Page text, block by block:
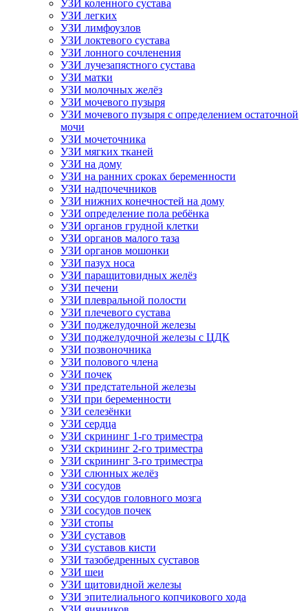
УЗИ коленного сустава
УЗИ легких
УЗИ лимфоузлов
УЗИ локтевого сустава
УЗИ лонного сочленения
УЗИ лучезапястного сустава
УЗИ матки
УЗИ молочных желёз
УЗИ мочевого пузыря
УЗИ мочевого пузыря с определением остаточной
мочи
УЗИ мочеточника
УЗИ мягких тканей
УЗИ на дому
УЗИ на ранних сроках беременности
УЗИ надпочечников
УЗИ нижних конечностей на дому
УЗИ определение пола ребёнка
УЗИ органов грудной клетки
УЗИ органов малого таза
УЗИ органов мошонки
УЗИ пазух носа
УЗИ паращитовидных желёз
УЗИ печени
УЗИ плевральной полости
УЗИ плечевого сустава
УЗИ поджелудочной железы
УЗИ поджелудочной железы с ЦДК
УЗИ позвоночника
УЗИ полового члена
УЗИ почек
УЗИ предстательной железы
УЗИ при беременности
УЗИ селезёнки
УЗИ сердца
УЗИ скрининг 1-го триместра
УЗИ скрининг 2-го триместра
УЗИ скрининг 3-го триместра
УЗИ слюнных желёз
УЗИ сосудов
УЗИ сосудов головного мозга
УЗИ сосудов почек
УЗИ стопы
УЗИ суставов
УЗИ суставов кисти
УЗИ тазобедренных суставов
УЗИ шеи
УЗИ щитовидной железы
УЗИ эпителиального копчикового хода